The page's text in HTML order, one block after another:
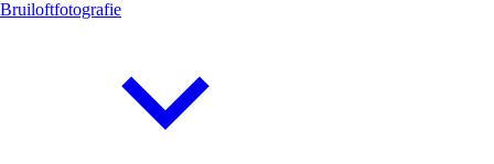
Bruiloftfotografie